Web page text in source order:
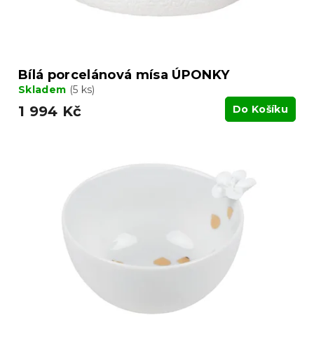
Bílá porcelánová mísa ÚPONKY
Skladem (5 ks)
1 994 Kč Do Košíku